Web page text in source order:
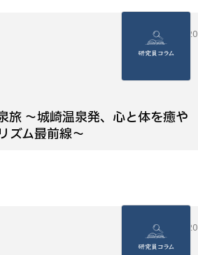
2026.05.20
旅 ～城崎温泉発、心と体を癒や
ズム最前線～
2026.05.20